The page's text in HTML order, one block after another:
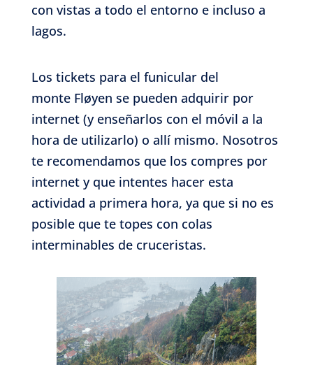
con vistas a todo el entorno e incluso a
lagos.
Los tickets para el funicular del
monte Fløyen se pueden adquirir por
internet (y enseñarlos con el móvil a la
hora de utilizarlo) o allí mismo. Nosotros
te recomendamos que los compres por
internet y que intentes hacer esta
actividad a primera hora, ya que si no es
posible que te topes con colas
interminables de cruceristas.